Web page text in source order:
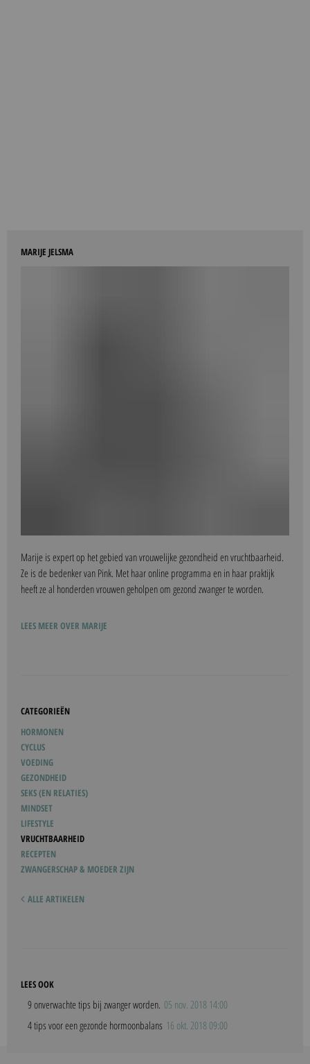
MARIJE JELSMA
Marije is expert op het gebied van vrouwelijke gezondheid en vruchtbaarheid.
Ze is de bedenker van Pink. Met haar online programma en in haar praktijk
heeft ze al honderden vrouwen geholpen om gezond zwanger te worden.
LEES MEER OVER MARIJE
CATEGORIEËN
HORMONEN
CYCLUS
VOEDING
GEZONDHEID
SEKS (EN RELATIES)
MINDSET
LIFESTYLE
VRUCHTBAARHEID
RECEPTEN
ZWANGERSCHAP & MOEDER ZIJN
ALLE ARTIKELEN
LEES OOK
9 onverwachte tips bij zwanger worden. 05 nov. 2018 14:00
4 tips voor een gezonde hormoonbalans 16 okt. 2018 09:00